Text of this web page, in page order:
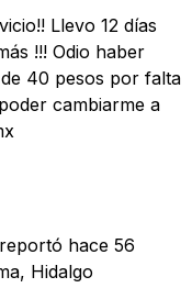
Llevo 12 días
!!! Odio haber
40 pesos por falta
cambiarme a
hace 56
Hidalgo